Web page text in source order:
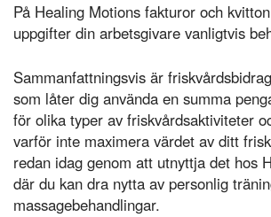
På Healing Motions fakturor och
uppgifter din arbetsgivare vanligtvis
Sammanfattningsvis är
som låter dig använda en summa
för olika typer av friskvårdsaktiviteter
varför inte maximera värdet av ditt
redan idag genom att utnyttja det hos
där du kan dra nytta av personlig
massagebehandlingar.